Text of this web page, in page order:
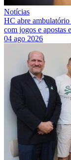
Notícias
HC abre ambulatório
com jogos e apostas
04 ago 2026